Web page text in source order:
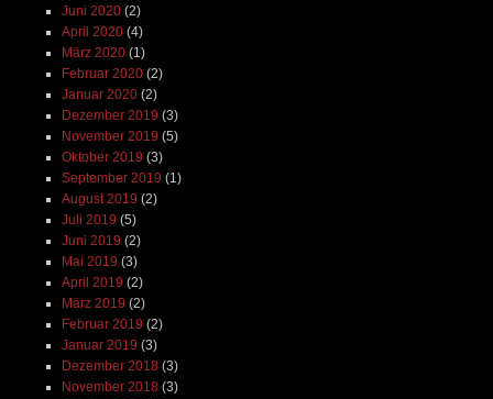
Juni 2020(2)
April 2020(4)
März 2020(1)
Februar 2020(2)
Januar 2020(2)
Dezember 2019 (3)
November 2019 (5)
Oktober 2019 (3)
September 2019 (1)
August 2019 (2)
Juli 2019 (5)
Juni 2019 (2)
Mai 2019 (3)
April 2019 (2)
März 2019 (2)
Februar 2019 (2)
Januar 2019 (3)
Dezember 2018 (3)
November 2018 (3)